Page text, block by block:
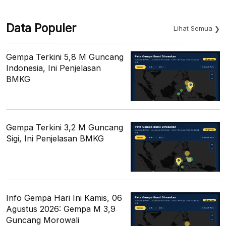
Data Populer Lihat Semua
Gempa Terkini 5,8 M Guncang
Indonesia, Ini Penjelasan
BMKG
Gempa Terkini 3,2 M Guncang
Sigi, Ini Penjelasan BMKG
Info Gempa Hari Ini Kamis, 06
Agustus 2026: Gempa M 3,9
Guncang Morowali